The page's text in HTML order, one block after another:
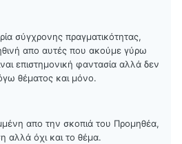
σύγχρονης πραγματικότητας,
απο αυτές που ακούμε γύρω
επιστημονική φαντασία αλλά δεν
θέματος και μόνο.
απο την σκοπιά του Προμηθέα,
αλλά όχι και το θέμα.